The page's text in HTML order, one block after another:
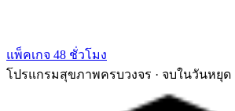
แพ็คเกจ 48 ชั่วโมง
โปรแกรมสุขภาพครบวงจร · จบในวันหยุด